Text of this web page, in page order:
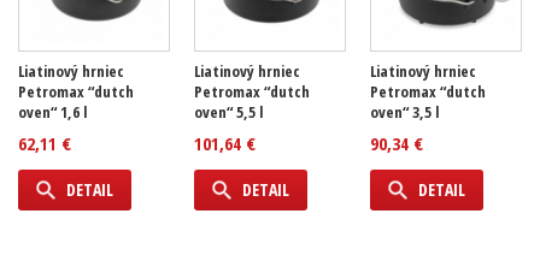
Liatinový hrniec
Petromax “dutch
oven“ 1,6 l
62,11 €
DETAIL
Liatinový hrniec
Petromax “dutch
oven“ 5,5 l
101,64 €
DETAIL
Liatinový hrniec
Petromax “dutch
oven“ 3,5 l
90,34 €
DETAIL